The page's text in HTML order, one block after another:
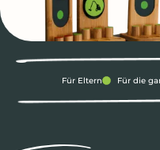
Für Eltern Für die